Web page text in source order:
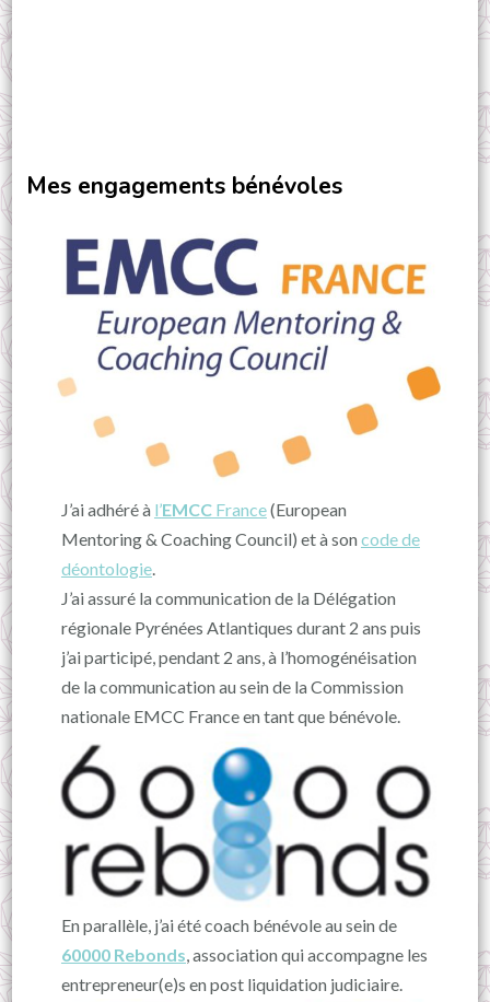
Mes engagements bénévoles
J’ai adhéré à l’EMCCFrance(European
Mentoring & Coaching Council) et à soncode de
déontologie.
J’ai assuré la communication de la Délégation
régionale Pyrénées Atlantiques durant 2 ans puis
j’ai participé, pendant 2 ans, à l’homogénéisation
de la communication au sein de la Commission
nationale EMCC France en tant que bénévole.
En parallèle, j’ai été coach bénévole au sein de
60000 Rebonds, association qui accompagne les
entrepreneur(e)s en post liquidation judiciaire.